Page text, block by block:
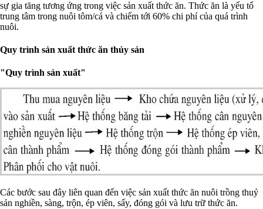
sự gia tăng tương ứng trong việc sản xuất thức ăn. Thức ăn là yếu tố
trung tâm trong nuôi tôm/cá và chiếm tới 60% chi phí của quá trình
nuôi.
Quy trình sản xuất thức ăn thủy sản
"Quy trình sản xuất"
Các bước sau đây liên quan đến việc sản xuất thức ăn nuôi trồng thuỷ
sản nghiền, sàng, trộn, ép viên, sấy, đóng gói và lưu trữ thức ăn.